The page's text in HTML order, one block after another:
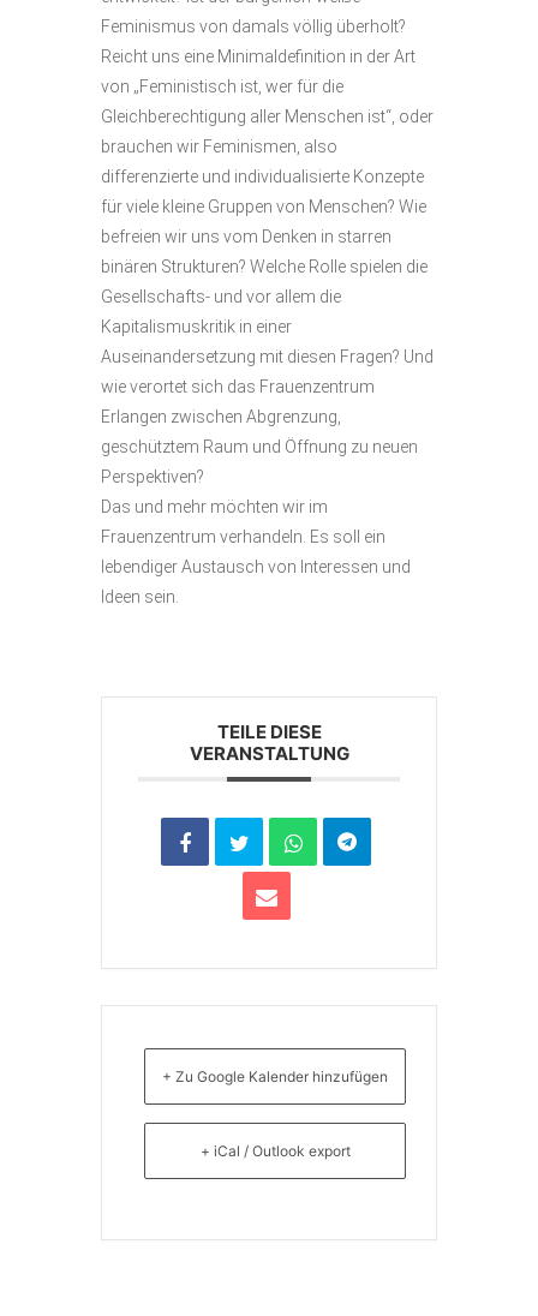
Feminismus von damals völlig überholt?
Reicht uns eine Minimaldefinition in der Art
von „Feministisch ist, wer für die
Gleichberechtigung aller Menschen ist“, oder
brauchen wir Feminismen, also
differenzierte und individualisierte Konzepte
für viele kleine Gruppen von Menschen? Wie
befreien wir uns vom Denken in starren
binären Strukturen? Welche Rolle spielen die
Gesellschafts- und vor allem die
Kapitalismuskritik in einer
Auseinandersetzung mit diesen Fragen? Und
wie verortet sich das Frauenzentrum
Erlangen zwischen Abgrenzung,
geschütztem Raum und Öffnung zu neuen
Perspektiven?
Das und mehr möchten wir im
Frauenzentrum verhandeln. Es soll ein
lebendiger Austausch von Interessen und
Ideen sein.
TEILE DIESE
VERANSTALTUNG
+ Zu Google Kalender hinzufügen
+ iCal / Outlook export